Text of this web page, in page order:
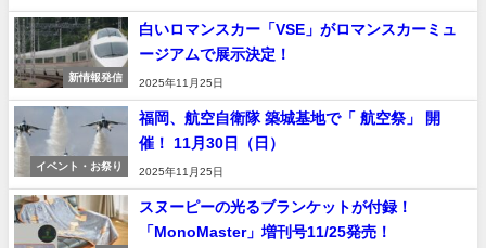
新情報発信
白いロマンスカー「VSE」がロマンスカーミュ
ージアムで展示決定！
2025年11月25日
イベント・お祭り
福岡、航空自衛隊 築城基地で「 航空祭」 開
催！ 11月30日（日）
2025年11月25日
スヌーピーの光るブランケットが付録！
「MonoMaster」増刊号11/25発売！